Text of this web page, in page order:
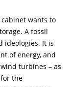
wants to
A fossil
ideologies. It is
of energy, and
turbines – as
the